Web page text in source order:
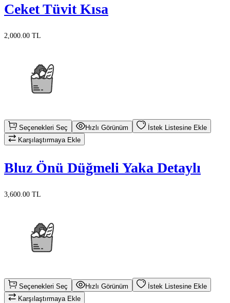
Ceket Tüvit Kısa
2,000.00 TL
Seçenekleri Seç Hızlı Görünüm
İstek Listesine Ekle
Karşılaştırmaya Ekle
Bluz Önü Düğmeli Yaka Detaylı
3,600.00 TL
Seçenekleri Seç Hızlı Görünüm
İstek Listesine Ekle
Karşılaştırmaya Ekle